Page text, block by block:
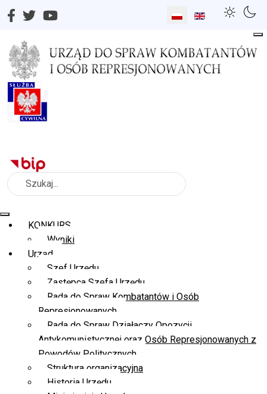
Wybierz swój język
Szukaj
KONKURS
Wyniki
Urząd
Szef Urzędu
Zastępca Szefa Urzędu
Rada do Spraw Kombatantów i Osób
Represjonowanych
Rada do Spraw Działaczy Opozycji
Antykomunistycznej oraz Osób Represjonowanych z
Powodów Politycznych
Struktura organizacyjna
Historia Urzędu